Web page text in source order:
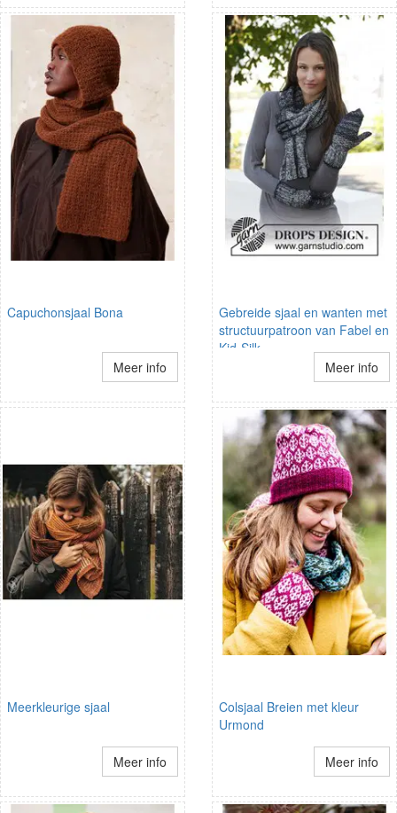
Capuchonsjaal Bona
Meer info
Gebreide sjaal en wanten met
structuurpatroon van Fabel en
Kid-Silk.
Meer info
Meerkleurige sjaal
Meer info
Colsjaal Breien met kleur
Urmond
Meer info